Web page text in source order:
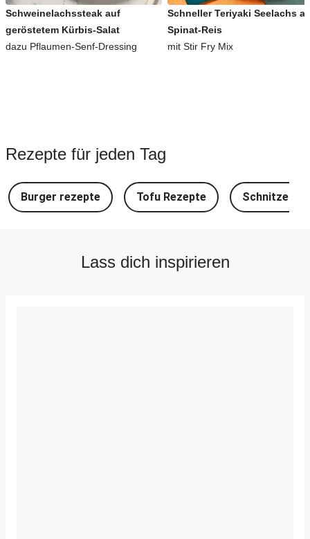
Schweinelachssteak auf
geröstetem Kürbis-Salat
dazu Pflaumen-Senf-Dressing
Schneller Teriyaki Seelachs
Spinat-Reis
mit Stir Fry Mix
Rezepte für jeden Tag
Burger rezepte Tofu Rezepte Schnitzel
Lass dich inspirieren